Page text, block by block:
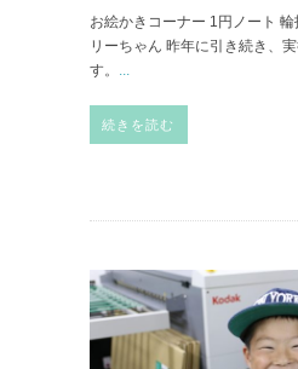
お絵かきコーナー 1円ノート
リーちゃん 昨年に引き続き、
す。 ...
続きを読む